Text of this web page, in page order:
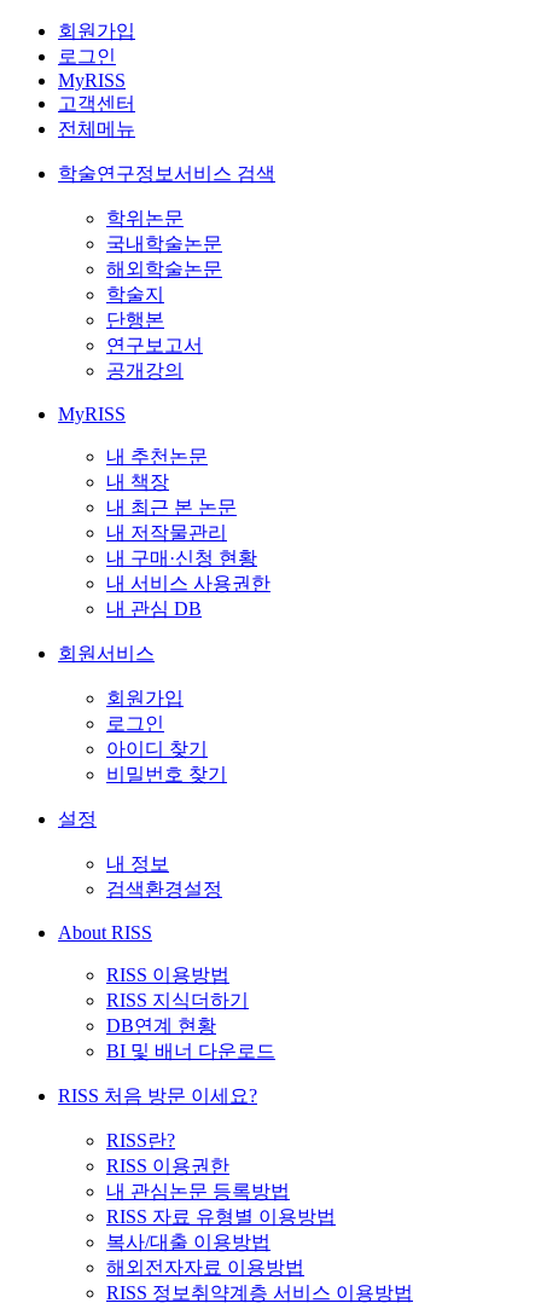
회원가입
로그인
MyRISS
고객센터
전체메뉴
학술연구정보서비스 검색
학위논문
국내학술논문
해외학술논문
학술지
단행본
연구보고서
공개강의
MyRISS
내 추천논문
내 책장
내 최근 본 논문
내 저작물관리
내 구매·신청 현황
내 서비스 사용권한
내 관심 DB
회원서비스
회원가입
로그인
아이디 찾기
비밀번호 찾기
설정
내 정보
검색환경설정
About RISS
RISS 이용방법
RISS 지식더하기
DB연계 현황
BI 및 배너 다운로드
RISS 처음 방문 이세요?
RISS란?
RISS 이용권한
내 관심논문 등록방법
RISS 자료 유형별 이용방법
복사/대출 이용방법
해외전자자료 이용방법
RISS 정보취약계층 서비스 이용방법